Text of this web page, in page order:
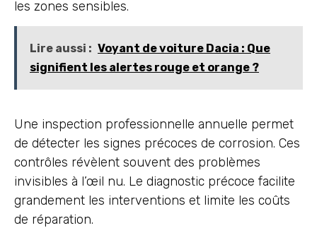
les zones sensibles.
Lire aussi : Voyant de voiture Dacia : Que
signifient les alertes rouge et orange ?
Une inspection professionnelle annuelle permet
de détecter les signes précoces de corrosion. Ces
contrôles révèlent souvent des problèmes
invisibles à l’œil nu. Le diagnostic précoce facilite
grandement les interventions et limite les coûts
de réparation.